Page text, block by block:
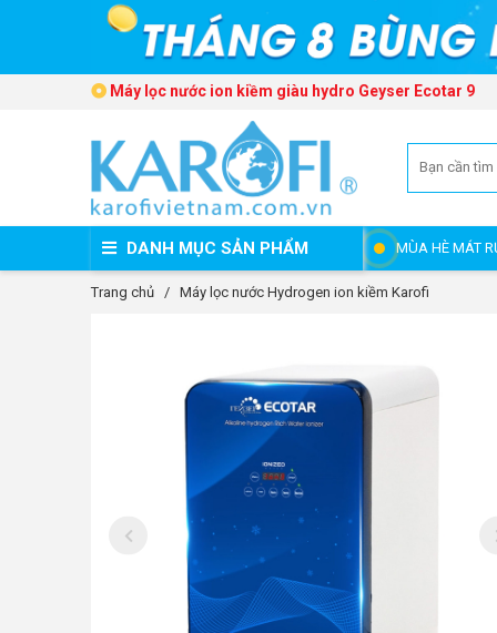
Máy lọc nước ion kiềm giàu hydro Geyser Ecotar 9
DANH MỤC SẢN PHẨM MÙA HÈ MÁT
Trang chủ / Máy lọc nước Hydrogen ion kiềm Karofi